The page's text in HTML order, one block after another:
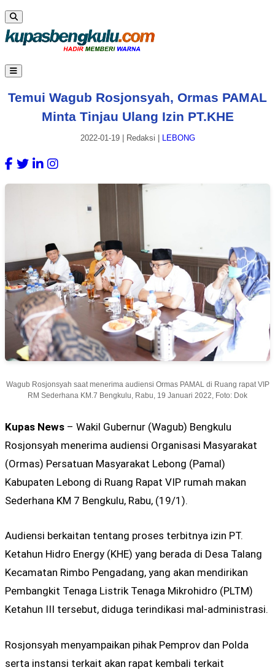
Temui Wagub Rosjonsyah, Ormas PAMAL
Minta Tinjau Ulang Izin PT.KHE
2022-01-19| Redaksi LEBONG
Wagub Rosjonsyah saat menerima audiensi Ormas PAMAL di Ruang rapat VIP
RM Sederhana KM.7 Bengkulu, Rabu, 19 Januari 2022, Foto: Dok
Kupas News – Wakil Gubernur (Wagub) Bengkulu
Rosjonsyah menerima audiensi Organisasi Masyarakat
(Ormas) Persatuan Masyarakat Lebong (Pamal)
Kabupaten Lebong di Ruang Rapat VIP rumah makan
Sederhana KM 7 Bengkulu, Rabu, (19/1).
Audiensi berkaitan tentang proses terbitnya izin PT.
Ketahun Hidro Energy (KHE) yang berada di Desa Talang
Kecamatan Rimbo Pengadang, yang akan mendirikan
Pembangkit Tenaga Listrik Tenaga Mikrohidro (PLTM)
Ketahun III tersebut, diduga terindikasi mal-administrasi.
Rosjonsyah menyampaikan pihak Pemprov dan Polda
serta instansi terkait akan rapat kembali terkait